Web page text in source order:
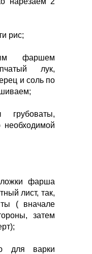
рис;
фаршем
лук,
и соль по
фарша
лист, так,
( вначале
затем
для варки